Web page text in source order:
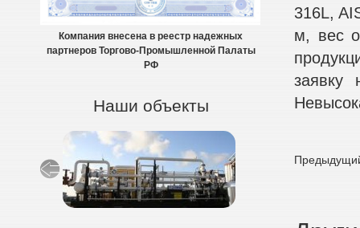
Компания внесена в реестр надежных
партнеров Торгово-Промышленной Палаты
РФ
Наши объекты
316L,
м, вес
заявку